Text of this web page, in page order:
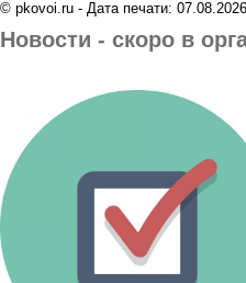
© pkovoi.ru - Дата печати:
Новости - скоро в